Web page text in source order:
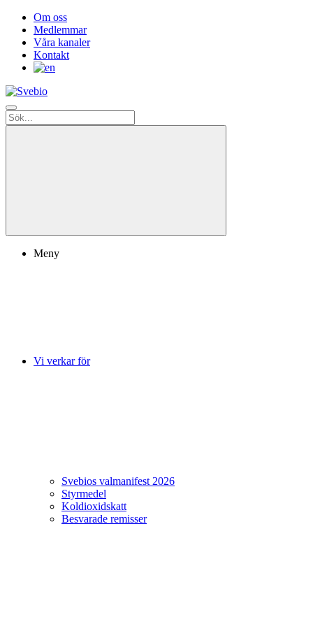
Om oss
Medlemmar
Våra kanaler
Kontakt
Meny
Vi verkar för
Svebios valmanifest 2026
Styrmedel
Koldioxidskatt
Besvarade remisser